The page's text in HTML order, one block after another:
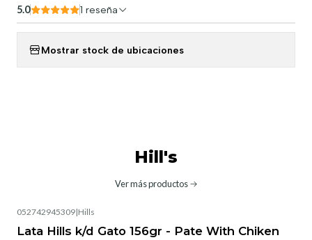
5.0 1 reseña
Mostrar stock de ubicaciones
Hill's
Ver más productos
052742945309|Hills
Lata Hills k/d Gato 156gr - Pate With Chiken